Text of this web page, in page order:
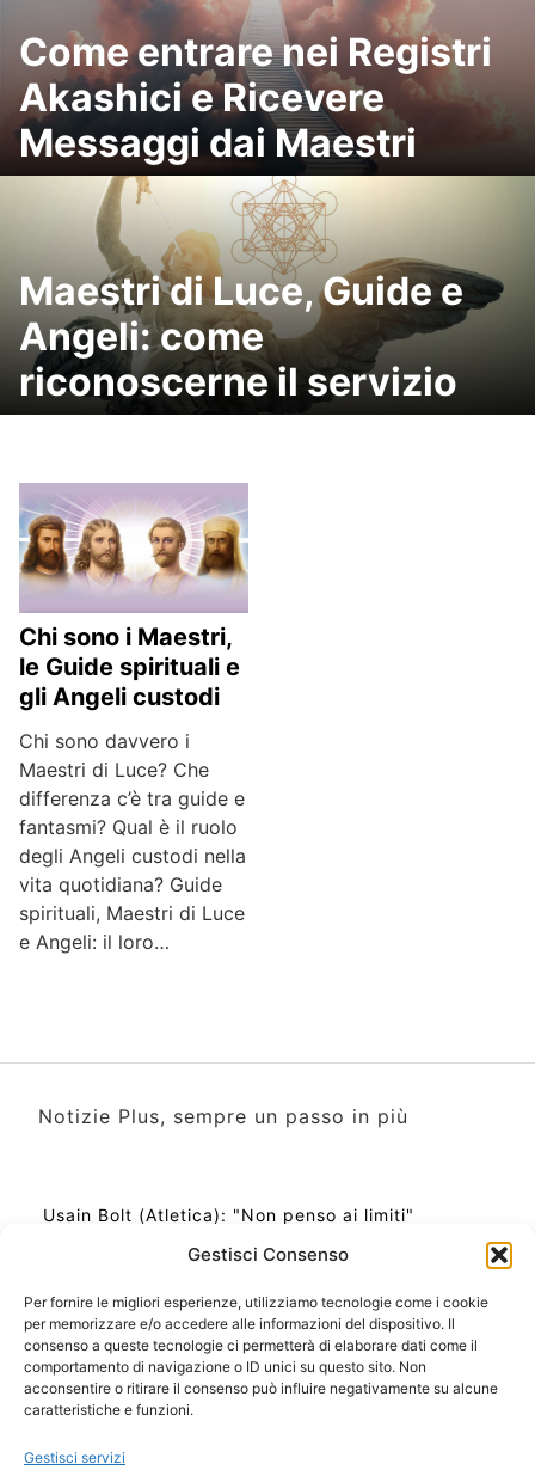
Gestisci Consenso
Per fornire le migliori esperienze, utilizziamo tecnologie come i cookie
per memorizzare e/o accedere alle informazioni del dispositivo. Il
consenso a queste tecnologie ci permetterà di elaborare dati come il
comportamento di navigazione o ID unici su questo sito. Non
acconsentire o ritirare il consenso può influire negativamente su alcune
caratteristiche e funzioni.
Gestisci servizi
Come entrare nei Registri
Akashici e Ricevere
Messaggi dai Maestri
Maestri di Luce, Guide e
Angeli: come
riconoscerne il servizio
Chi sono i Maestri,
le Guide spirituali e
gli Angeli custodi
Chi sono davvero i
Maestri di Luce? Che
differenza c’è tra guide e
fantasmi? Qual è il ruolo
degli Angeli custodi nella
vita quotidiana? Guide
spirituali, Maestri di Luce
e Angeli: il loro…
Notizie Plus, sempre un passo in più
Usain Bolt (Atletica): "Non penso ai limiti"
Ora Esatta in Italia in questo momento
Ti Senti Strano Ultimamente? Potrebbe Essere per
la Risonanza di Schumann
Come Sapere Se Stai Ascendendo alla Quinta